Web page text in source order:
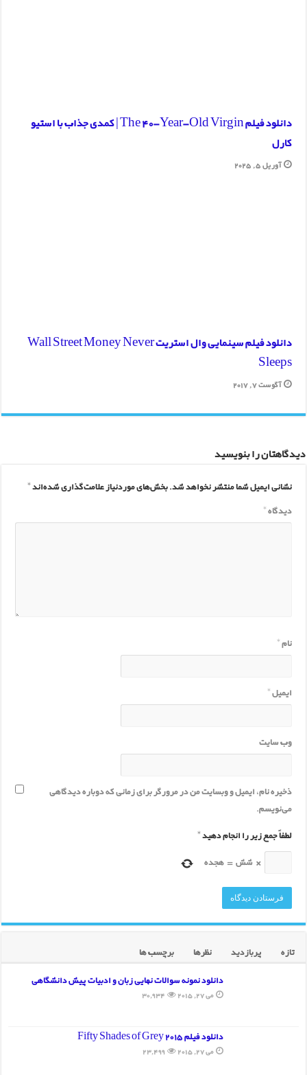
دانلود فیلم The 40-Year-Old Virgin | کمدی جذاب با استیو
کارل
آوریل 5, 2025
دانلود فیلم سینمایی وال استریت Wall Street Money Never
Sleeps
آگوست 7, 2017
دیدگاهتان را بنویسید
نشانی ایمیل شما منتشر نخواهد شد.بخش‌های موردنیاز علامت‌گذاری شده‌اند*
دیدگاه*
نام*
ایمیل*
وب‌ سایت
ذخیره نام، ایمیل و وبسایت من در مرورگر برای زمانی که دوباره دیدگاهی
می‌نویسم.
لطفاً جمع زیر را انجام دهید*
× شش= هجده
تازه پربازدید نظرها
برچسب ها
دانلود نمونه سوالات نهایی زبان و ادبیات پیش دانشگاهی
می 27, 2015 30,934
دانلود فیلم Fifty Shades of Grey 2015
می 27, 2015 23,499